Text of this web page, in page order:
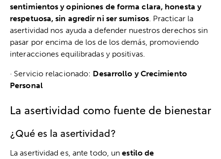
sentimientos y opiniones de forma clara, honesta y
respetuosa, sin agredir ni ser sumisos. Practicar la
asertividad nos ayuda a defender nuestros derechos sin
pasar por encima de los de los demás, promoviendo
interacciones equilibradas y positivas.
· Servicio relacionado: Desarrollo y Crecimiento
Personal
La asertividad como fuente de bienestar
¿Qué es la asertividad?
La asertividad es, ante todo, unestilo de